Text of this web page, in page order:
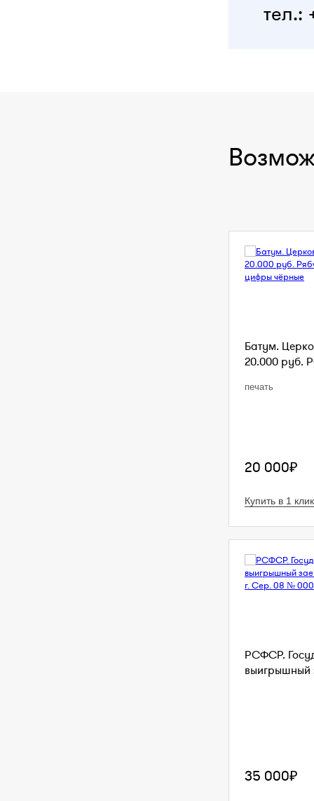
тел.:
Батум.
20.000 руб.
печать
20 000₽
Купить в 1 клик
РСФСР.
выигрышный
35 000₽